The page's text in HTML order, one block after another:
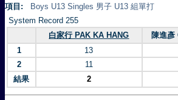
項目:
Boys U13 Singles 男子 U13 組單打
System Record 255
白家行 PAK KA HANG
陳進彥
1
13
2
11
結果
2